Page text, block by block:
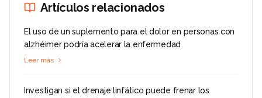
Artículos relacionados
El uso de un suplemento para el dolor en personas con
alzhéimer podría acelerar la enfermedad
Leer más
Investigan si el drenaje linfático puede frenar los